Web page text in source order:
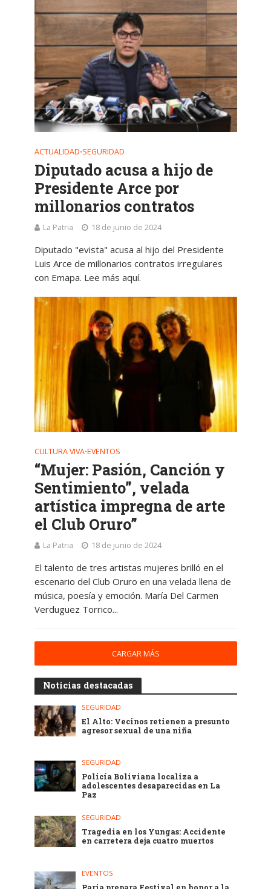
ACTUALIDAD•SEGURIDAD
Diputado acusa a hijo de
Presidente Arce por
millonarios contratos
La Patria 18 de junio de 2024
Diputado "evista" acusa al hijo del Presidente
Luis Arce de millonarios contratos irregulares
con Emapa. Lee más aquí.
CULTURA VIVA•EVENTOS
“Mujer: Pasión, Canción y
Sentimiento”, velada
artística impregna de arte
el Club Oruro”
La Patria 18 de junio de 2024
El talento de tres artistas mujeres brilló en el
escenario del Club Oruro en una velada llena de
música, poesía y emoción. María Del Carmen
Verduguez Torrico...
CARGAR MÁS
Noticias destacadas
SEGURIDAD
El Alto: Vecinos retienen a presunto
agresor sexual de una niña
SEGURIDAD
Policía Boliviana localiza a
adolescentes desaparecidas en La
Paz
SEGURIDAD
Tragedia en los Yungas: Accidente
en carretera deja cuatro muertos
EVENTOS
Paria prepara Festival en honor a la